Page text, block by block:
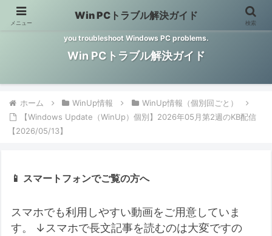
Windows PCのトラブル解決をお手伝いするサイトです。 This site helps
you troubleshoot Windows PC problems.
Win PCトラブル解決ガイド
ホーム WinUp情報
WinUp情報（個別回ごと）
【Windows Update（WinUp）個別】2026年05月第2週のKB配信
【2026/05/13】
📱 スマートフォンでご覧の方へ
スマホでも利用しやすい動画をご用意していま
す。
↓スマホで長文記事を読むのは大変ですの
メニュー
Win PCトラブル解決ガイド
検索